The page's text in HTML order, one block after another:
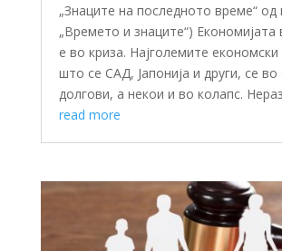
„Знаците на последното време“ од
„Времето и знаците“) Економијата
е во криза. Најголемите економски
што се САД, Јапонија и други, се
долгови, а некои и во колапс.
read more